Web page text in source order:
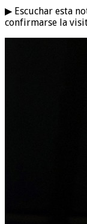
▶ Escuchar esta
confirmarse la